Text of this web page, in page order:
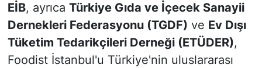
EİB, ayrıca Türkiye Gıda ve İçecek Sanayii
Dernekleri Federasyonu (TGDF) ve Ev Dışı
Tüketim Tedarikçileri Derneği (ETÜDER),
Foodist İstanbul'u Türkiye'nin uluslararası